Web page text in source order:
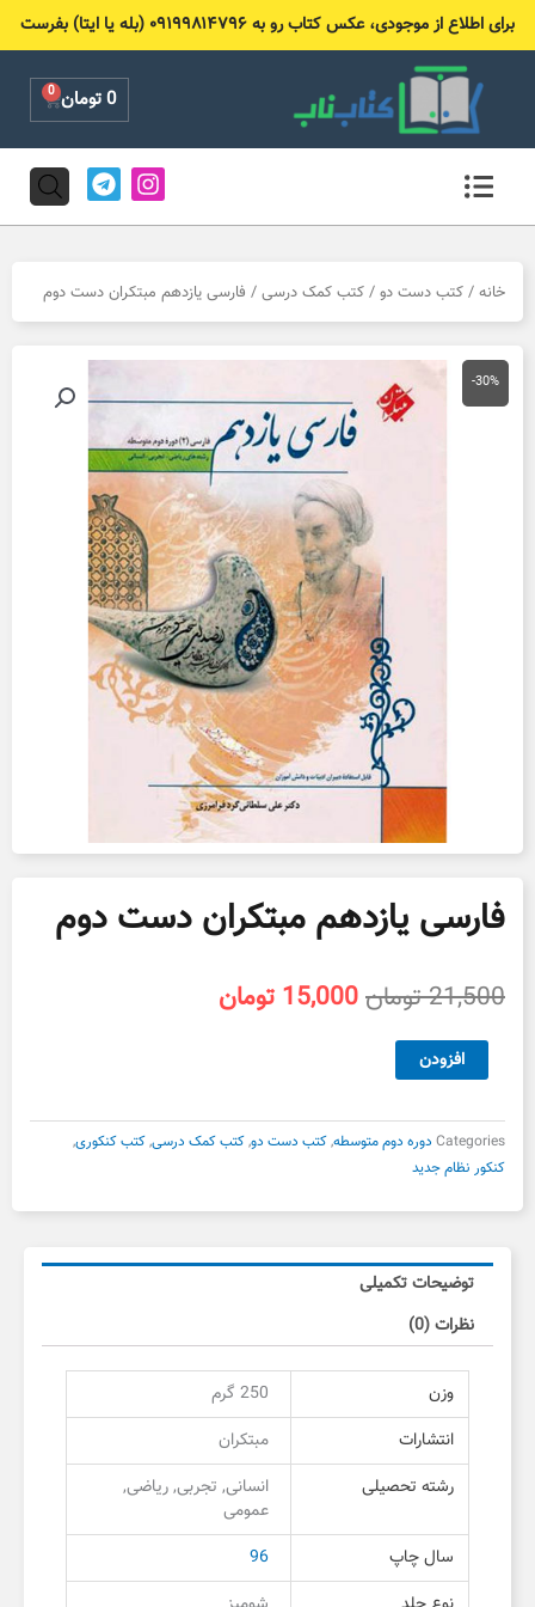
برای اطلاع از موجودی، عکس کتاب رو به ۰۹۱۹۹۸۱۴۷۹۶ (بله یا ایتا) بفرست
0تومان 0
Cart
I
n
s
g
r
m
T
e
l
r
a
خانه / کتب دست دو / کتب کمک درسی / فارسی یازدهم مبتکران دست دوم
-30%
فارسی یازدهم مبتکران دست دوم
21,500تومانقیمت
15,000 تومان
یازدهم
دست
دوم
عدد
افزودن
Categories دوره دوم متوسطه,کتب دست دو,کتب کمک درسی,کتب کنکوری,
کنکور نظام جدید
توضیحات تکمیلی
نظرات (0)
وزن
250 گرم
انتشارات
مبتکران
رشته تحصیلی
انسانی, تجربی, ریاضی,
عمومی
سال چاپ
96